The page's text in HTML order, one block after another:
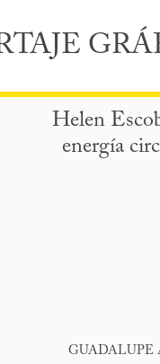
Helen
energía
GUADALUPE